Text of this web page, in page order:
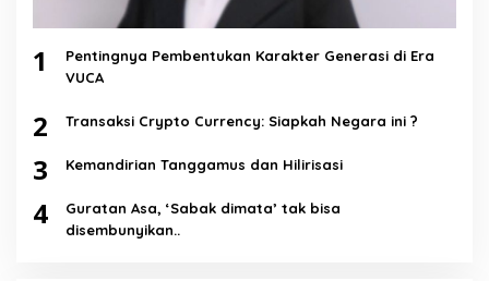
1
Pentingnya Pembentukan Karakter Generasi di Era
VUCA
2 Transaksi Crypto Currency: Siapkah Negara ini ?
3 Kemandirian Tanggamus dan Hilirisasi
4
Guratan Asa, ‘Sabak dimata’ tak bisa
disembunyikan..